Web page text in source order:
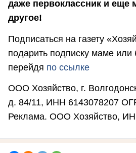
даже первоклассник и еще
другое!
Подписаться на газету
подарить подписку маме
перейдя по ссылке
ООО Хозяйство, г.
д. 84/11, ИНН 6143078207
Реклама. ООО Хозяйство,